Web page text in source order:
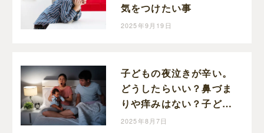
気をつけたい事
2025年9月19日
子どもの夜泣きが辛い。
どうしたらいい？鼻づま
りや痒みはない？子ども
の様子を観察して対応し
2025年8月7日